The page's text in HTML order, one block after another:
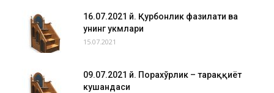
16.07.2021 й. Қурбонлик фазилати ва
унинг ҳукмлари
15.07.2021
09.07.2021 й. Порахўрлик – тараққиёт
кушандаси